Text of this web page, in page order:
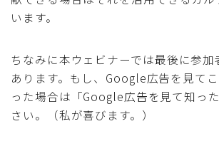
います。
ちなみに本ウェビナーでは最後に参加
あります。もし、Google広告を見て
った場合は「Google広告を見て知っ
さい。（私が喜びます。）